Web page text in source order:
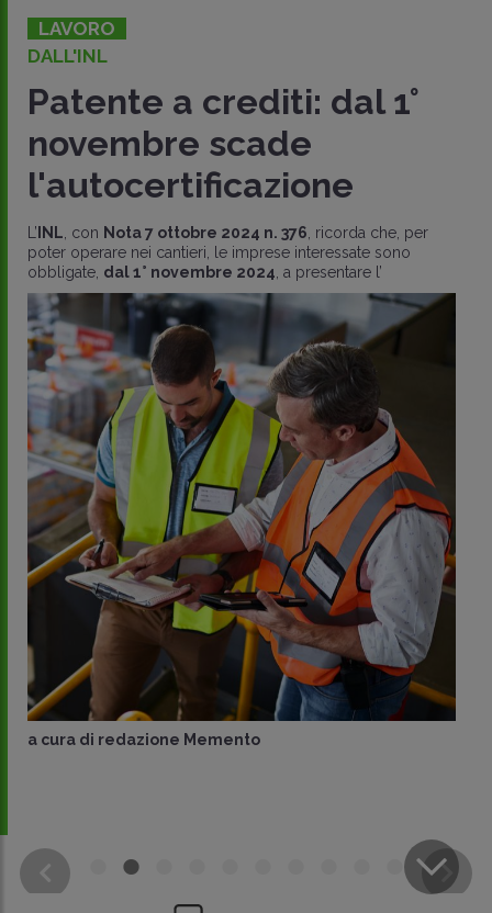
CONDIVIDI
LAVORO
DALL'INL
Patente a crediti: dal 1°
novembre scade
l'autocertificazione
L’ INL , con Nota 7 ottobre 2024 n. 376 , ricorda che, per
poter operare nei cantieri, le imprese interessate sono
obbligate, dal 1° novembre 2024 , a presentare l’
a cura di redazione Memento